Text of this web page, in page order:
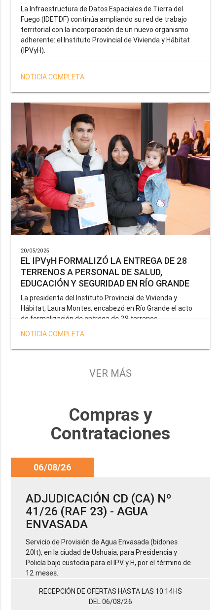
La Infraestructura de Datos Espaciales de Tierra del
Fuego (IDETDF) continúa ampliando su red de trabajo
territorial con la incorporación de un nuevo organismo
adherente: el Instituto Provincial de Vivienda y Hábitat
(IPVyH).
NOTICIA COMPLETA
20/05/2025
EL IPVyH FORMALIZÓ LA ENTREGA DE 28
TERRENOS A PERSONAL DE SALUD,
EDUCACIÓN Y SEGURIDAD EN RÍO GRANDE
La presidenta del Instituto Provincial de Vivienda y
Hábitat, Laura Montes, encabezó en Río Grande el acto
de formalización de entrega de 28 terrenos
correspondientes a la operatoria especial anunciada por
el Gobernador Gustavo Melella, la cual tiene como
objetivo brindar una solución habitacional a docentes,
Provincia y del Servicio Penitenciario.
NOTICIA COMPLETA
VER MÁS
Compras y
Contrataciones
06/08/26
ADJUDICACIÓN CD (CA) Nº
41/26 (RAF 23) - AGUA
ENVASADA
Servicio de Provisión de Agua Envasada (bidones
20lt), en la ciudad de Ushuaia, para Presidencia y
Policía bajo custodia para el IPV y H, por el término de
12 meses.
RECEPCIÓN DE OFERTAS HASTA LAS 10:14HS
DEL 06/08/26